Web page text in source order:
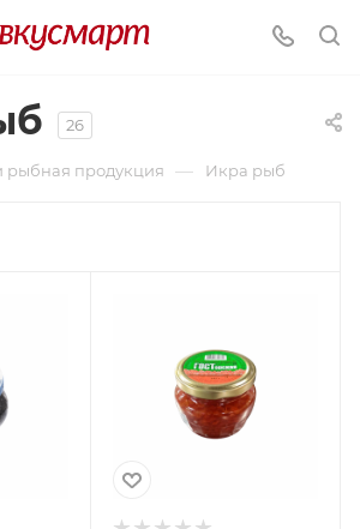
26
рыбная продукция — Икра рыб